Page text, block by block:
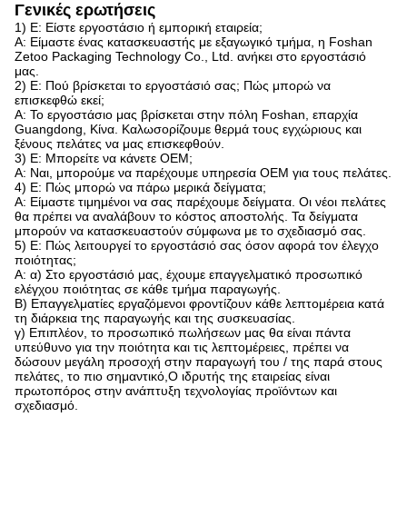
Γενικές ερωτήσεις
1) Ε: Είστε εργοστάσιο ή εμπορική εταιρεία;
Α: Είμαστε ένας κατασκευαστής με εξαγωγικό τμήμα, η Foshan
Zetoo Packaging Technology Co., Ltd. ανήκει στο εργοστάσιό
μας.
2) Ε: Πού βρίσκεται το εργοστάσιό σας; Πώς μπορώ να
επισκεφθώ εκεί;
Α: Το εργοστάσιο μας βρίσκεται στην πόλη Foshan, επαρχία
Guangdong, Κίνα. Καλωσορίζουμε θερμά τους εγχώριους και
ξένους πελάτες να μας επισκεφθούν.
3) Ε: Μπορείτε να κάνετε OEM;
Α: Ναι, μπορούμε να παρέχουμε υπηρεσία OEM για τους πελάτες.
4) Ε: Πώς μπορώ να πάρω μερικά δείγματα;
Α: Είμαστε τιμημένοι να σας παρέχουμε δείγματα. Οι νέοι πελάτες
θα πρέπει να αναλάβουν το κόστος αποστολής. Τα δείγματα
μπορούν να κατασκευαστούν σύμφωνα με το σχεδιασμό σας.
5) Ε: Πώς λειτουργεί το εργοστάσιό σας όσον αφορά τον έλεγχο
ποιότητας;
Α: α) Στο εργοστάσιό μας, έχουμε επαγγελματικό προσωπικό
ελέγχου ποιότητας σε κάθε τμήμα παραγωγής.
Β) Επαγγελματίες εργαζόμενοι φροντίζουν κάθε λεπτομέρεια κατά
τη διάρκεια της παραγωγής και της συσκευασίας.
γ) Επιπλέον, το προσωπικό πωλήσεων μας θα είναι πάντα
υπεύθυνο για την ποιότητα και τις λεπτομέρειες, πρέπει να
δώσουν μεγάλη προσοχή στην παραγωγή του / της παρά στους
πελάτες, το πιο σημαντικό,Ο ιδρυτής της εταιρείας είναι
πρωτοπόρος στην ανάπτυξη τεχνολογίας προϊόντων και
σχεδιασμό.